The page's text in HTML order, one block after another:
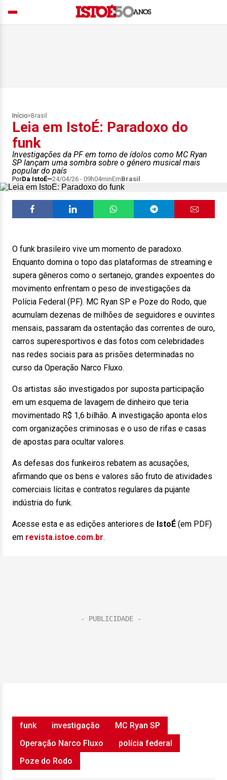
Início> Brasil
Leia em IstoÉ: Paradoxo do
funk
Investigações da PF em torno de ídolos como MC Ryan
SP lançam uma sombra sobre o gênero musical mais
popular do país
PorDa IstoÉ 24/04/26 - 09h04minEmBrasil
O funk brasileiro vive um momento de paradoxo.
Enquanto domina o topo das plataformas de streaming e
supera gêneros como o sertanejo, grandes expoentes do
movimento enfrentam o peso de investigações da
Polícia Federal (PF). MC Ryan SP e Poze do Rodo, que
acumulam dezenas de milhões de seguidores e ouvintes
mensais, passaram da ostentação das correntes de ouro,
carros superesportivos e das fotos com celebridades
nas redes sociais para as prisões determinadas no
curso da Operação Narco Fluxo.
Os artistas são investigados por suposta participação
em um esquema de lavagem de dinheiro que teria
movimentado R$ 1,6 bilhão. A investigação aponta elos
com organizações criminosas e o uso de rifas e casas
de apostas para ocultar valores.
As defesas dos funkeiros rebatem as acusações,
afirmando que os bens e valores são fruto de atividades
comerciais lícitas e contratos regulares da pujante
indústria do funk.
Acesse esta e as edições anteriores de IstoÉ (em PDF)
em revista.istoe.com.br.
funk investigação
MC Ryan SP
Operação Narco Fluxo
polícia federal
Poze do Rodo